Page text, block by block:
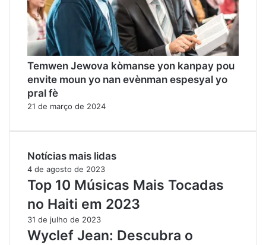
Temwen Jewova kòmanse yon kanpay pou
envite moun yo nan evènman espesyal yo
pral fè
21 de março de 2024
Notícias mais lidas
4 de agosto de 2023
Top 10 Músicas Mais Tocadas
no Haiti em 2023
31 de julho de 2023
Wyclef Jean: Descubra o